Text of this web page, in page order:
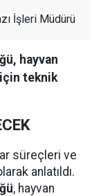
İşleri Müdürü
hayvan
için teknik
süreçleri ve
anlatıldı.
, hayvan